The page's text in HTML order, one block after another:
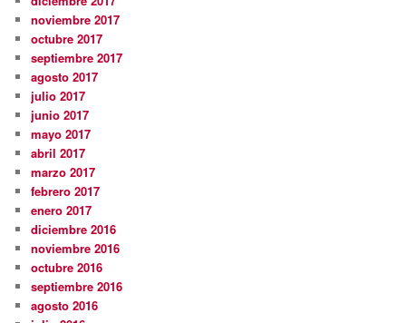
noviembre 2017
octubre 2017
septiembre 2017
agosto 2017
julio 2017
junio 2017
mayo 2017
abril 2017
marzo 2017
febrero 2017
enero 2017
diciembre 2016
noviembre 2016
octubre 2016
septiembre 2016
agosto 2016